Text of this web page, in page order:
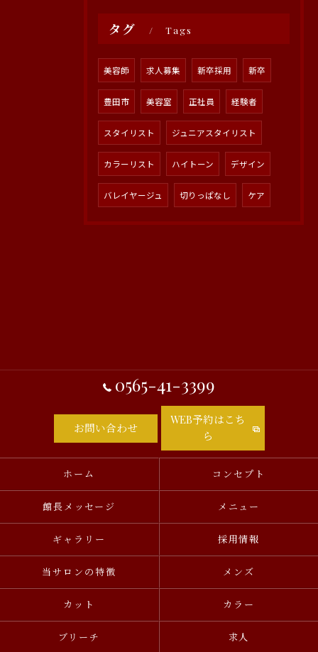
タグ Tags
美容師 求人募集 新卒採用 新卒
豊田市 美容室 正社員 経験者
スタイリスト ジュニアスタイリスト
カラーリスト ハイトーン デザイン
バレイヤージュ 切りっぱなし ケア
0565-41-3399
お問い合わせ
WEB予約はこち
ら
ホーム コンセプト
館長メッセージ メニュー
ギャラリー 採用情報
当サロンの特徴 メンズ
カット カラー
ブリーチ 求人